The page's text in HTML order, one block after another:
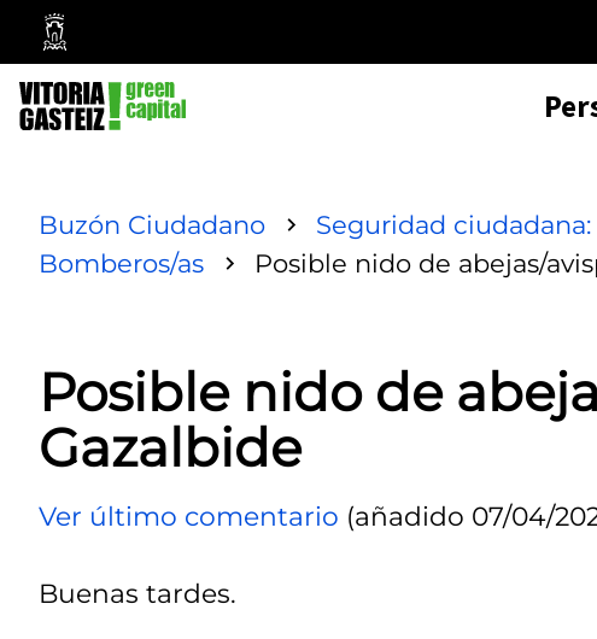
Ayuntamiento
Vitoria-
Gasteiz
Buzón Ciudadano
Seguridad
Bomberos/as
Posible nido de abejas/
Posible nido de
Gazalbide
Ver último comentario (añadido 07/04/
Buenas tardes.